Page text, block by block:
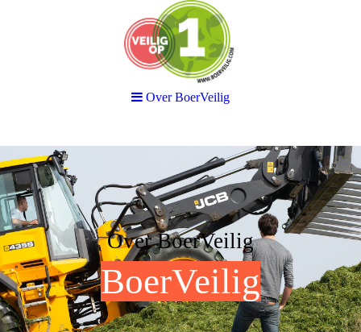
Over BoerVeilig
BoerVeilig
Over BoerVeilig